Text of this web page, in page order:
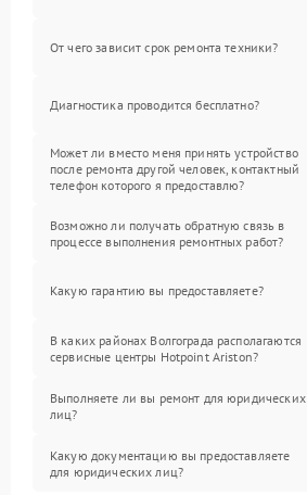
От чего зависит срок ремонта техники?
Диагностика проводится бесплатно?
Может ли вместо меня принять устройство
после ремонта другой человек, контактный
телефон которого я предоставлю?
Возможно ли получать обратную связь в
процессе выполнения ремонтных работ?
Какую гарантию вы предоставляете?
В каких районах Волгограда располагаются
сервисные центры Hotpoint Ariston?
Выполняете ли вы ремонт для юридических
лиц?
Какую документацию вы предоставляете
для юридических лиц?